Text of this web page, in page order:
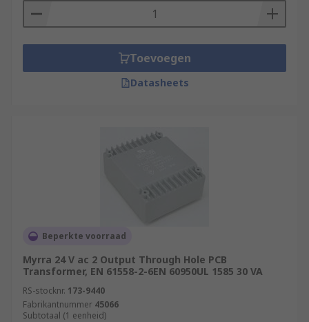
Toevoegen
Datasheets
Beperkte voorraad
Myrra 24 V ac 2 Output Through Hole PCB
Transformer, EN 61558-2-6EN 60950UL 1585 30 VA
RS-stocknr. 173-9440
Fabrikantnummer 45066
Subtotaal (1 eenheid)